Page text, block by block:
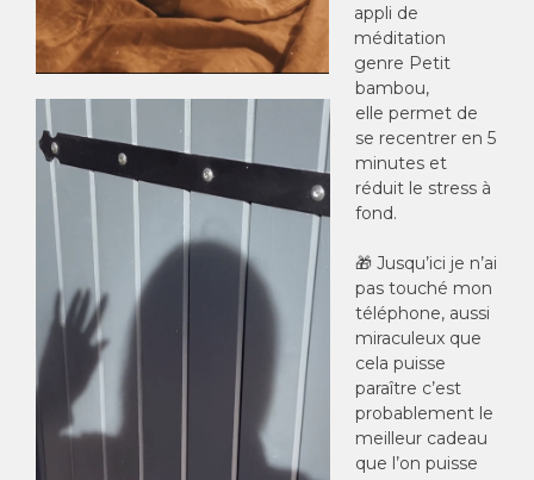
appli de
méditation
genre Petit
bambou,
elle permet de
se recentrer en 5
minutes et
réduit le stress à
fond.
🎁 Jusqu’ici je n’ai
pas touché mon
téléphone, aussi
miraculeux que
cela puisse
paraître c’est
probablement le
meilleur cadeau
que l’on puisse